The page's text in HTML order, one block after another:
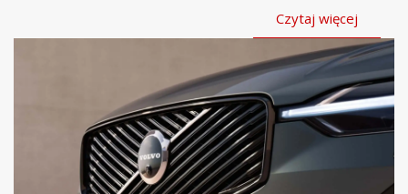
Czytaj więcej